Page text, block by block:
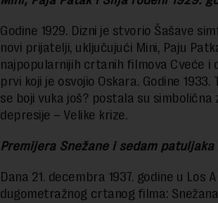
Godine 1929. Dizni je stvorio Šašave
novi prijatelji, uključujući Mini, Paju
najpopularnijih crtanih filmova Cveće
prvi koji je osvojio Oskara. Godine
se boji vuka još? postala su simbolična
depresije – Velike krize.
Premijera Snežane i sedam patuljaka
Dana 21. decembra 1937. godine u
dugometražnog crtanog filma: